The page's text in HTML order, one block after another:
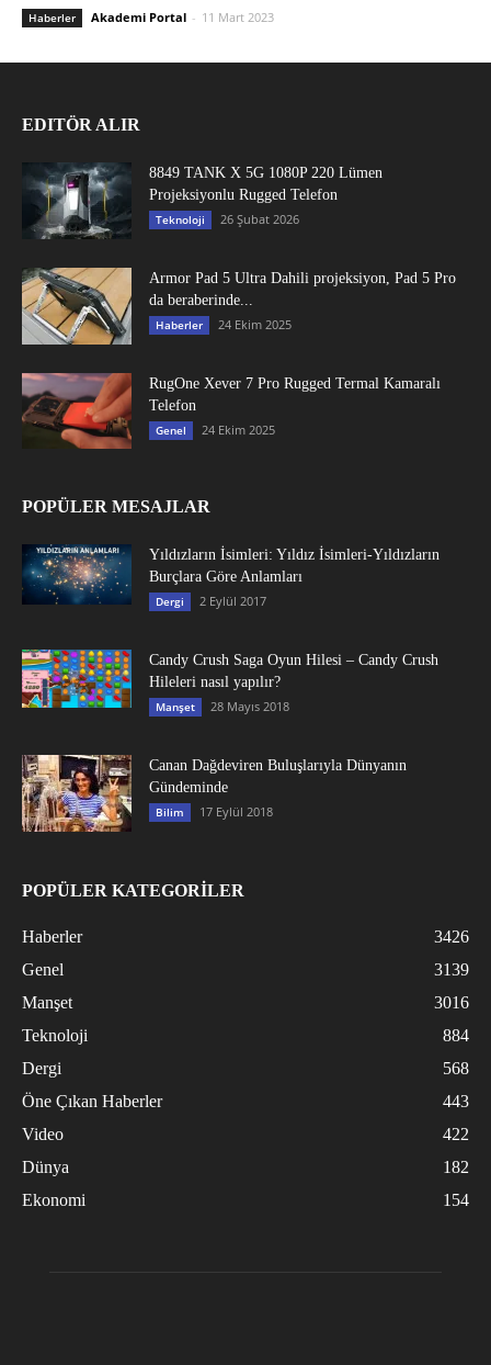
Haberler Akademi Portal - 11 Mart 2023
EDITÖR ALIR
8849 TANK X 5G 1080P 220 Lümen
Projeksiyonlu Rugged Telefon
Teknoloji 26 Şubat 2026
Armor Pad 5 Ultra Dahili projeksiyon, Pad 5 Pro
da beraberinde...
Haberler 24 Ekim 2025
RugOne Xever 7 Pro Rugged Termal Kamaralı
Telefon
Genel 24 Ekim 2025
POPÜLER MESAJLAR
Yıldızların İsimleri: Yıldız İsimleri-Yıldızların
Burçlara Göre Anlamları
Dergi 2 Eylül 2017
Candy Crush Saga Oyun Hilesi – Candy Crush
Hileleri nasıl yapılır?
Manşet 28 Mayıs 2018
Canan Dağdeviren Buluşlarıyla Dünyanın
Gündeminde
Bilim 17 Eylül 2018
POPÜLER KATEGORİLER
Haberler
3426
Genel
3139
Manşet
3016
Teknoloji
884
Dergi
568
Öne Çıkan Haberler
443
Video
422
Dünya
182
Ekonomi
154